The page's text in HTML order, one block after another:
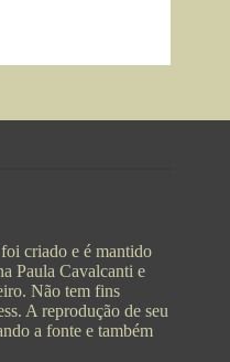
criado e é mantido
Paula Cavalcanti e
Não tem fins
A reprodução de seu
a fonte e também